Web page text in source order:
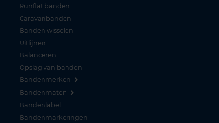
Runflat banden
Caravanbanden
Banden wisselen
Uitlijnen
Balanceren
Opslag van banden
Bandenmerken
Bandenmaten
Bandenlabel
Bandenmarkeringen